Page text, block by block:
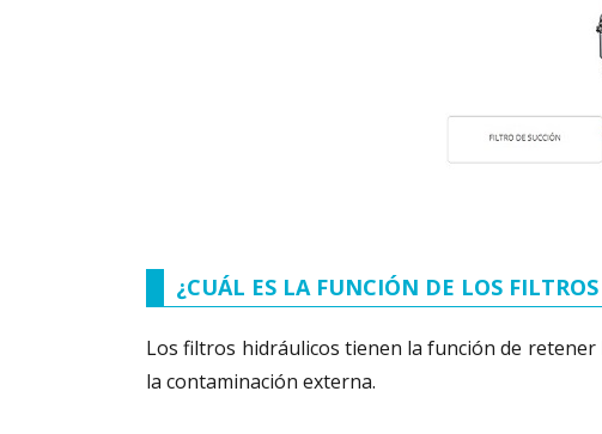
¿CUÁL ES LA FUNCIÓN DE LOS
Los filtros hidráulicos tienen la función de retener
la contaminación externa.